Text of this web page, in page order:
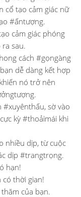
cổ tạo cảm giác nữ
#ấntượng.
cảm giác phóng
sau.
cách #gọngàng
dễ dàng kết hợp
nó trở nên
#xuyênthấu, sờ vào
kỳ #thoảimái khi
nhiều dịp, từ cuộc
dịp #trangtrọng.
hạn!
có thời gian!
của bạn.